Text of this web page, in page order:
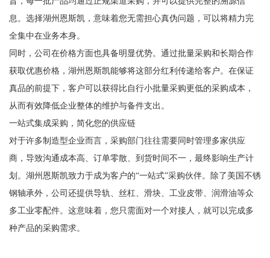
息。选择湖州恩斯凯，意味着您无需担心真伪问题，可以将精力完
全集中在业务本身。
同时，公司在价格方面也具备明显优势。通过批量采购和长期合作
获取优惠价格，湖州恩斯凯能够将这部分红利传递给客户。在保证
真品的前提下，客户可以获得比自行小批量采购更低的采购成本，
从而有效降低企业整体的维护与备件支出。
一站式集成采购，简化您的供应链
对于许多制造型企业而言，采购部门往往需要同时管理多家供应
商，导致沟通成本高、订单零散、到货时间不一，最终影响生产计
划。湖州恩斯凯致力于成为客户的“一站式”采购伙伴。除了美国不锈
钢轴承外，公司还提供导轨、丝杠、滑块、工业皮带、润滑油等众
多工业零配件。这意味着，您只需面对一个对接人，就可以完成多
种产品的采购需求。